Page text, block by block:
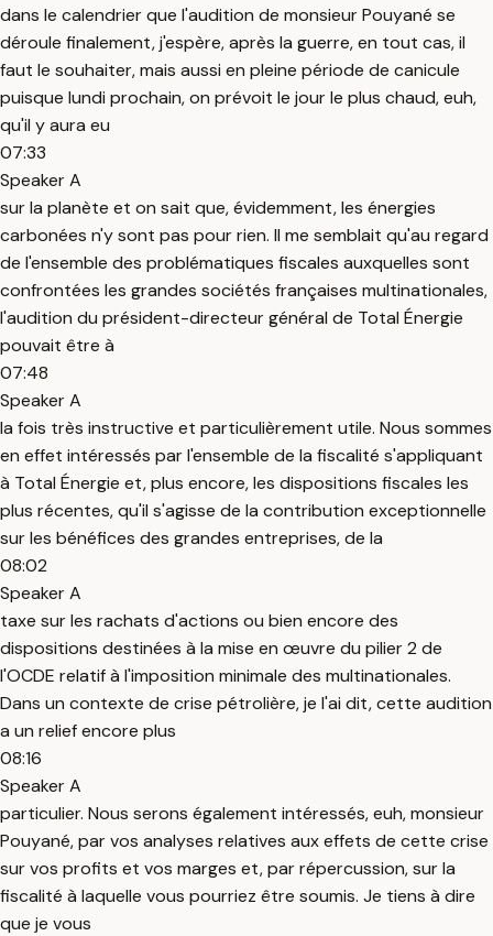
dans le calendrier que l'audition de monsieur Pouyané se
déroule finalement, j'espère, après la guerre, en tout cas, il
faut le souhaiter, mais aussi en pleine période de canicule
puisque lundi prochain, on prévoit le jour le plus chaud, euh,
qu'il y aura eu
07:33
Speaker A
sur la planète et on sait que, évidemment, les énergies
carbonées n'y sont pas pour rien. Il me semblait qu'au regard
de l'ensemble des problématiques fiscales auxquelles sont
confrontées les grandes sociétés françaises multinationales,
l'audition du président-directeur général de Total Énergie
pouvait être à
07:48
Speaker A
la fois très instructive et particulièrement utile. Nous sommes
en effet intéressés par l'ensemble de la fiscalité s'appliquant
à Total Énergie et, plus encore, les dispositions fiscales les
plus récentes, qu'il s'agisse de la contribution exceptionnelle
sur les bénéfices des grandes entreprises, de la
08:02
Speaker A
taxe sur les rachats d'actions ou bien encore des
dispositions destinées à la mise en œuvre du pilier 2 de
l'OCDE relatif à l'imposition minimale des multinationales.
Dans un contexte de crise pétrolière, je l'ai dit, cette audition
a un relief encore plus
08:16
Speaker A
particulier. Nous serons également intéressés, euh, monsieur
Pouyané, par vos analyses relatives aux effets de cette crise
sur vos profits et vos marges et, par répercussion, sur la
fiscalité à laquelle vous pourriez être soumis. Je tiens à dire
que je vous